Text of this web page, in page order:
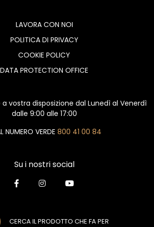
LAVORA CON NOI
POLITICA DI PRIVACY
COOKIE POLICY
DATA PROTECTION OFFICE
vostra disposizione dal Lunedì al Venerdì
dalle 9:00 alle 17:00
NUMERO VERDE 800 41 00 84
Su i nostri social
CERCA IL PRODOTTO CHE FA PER